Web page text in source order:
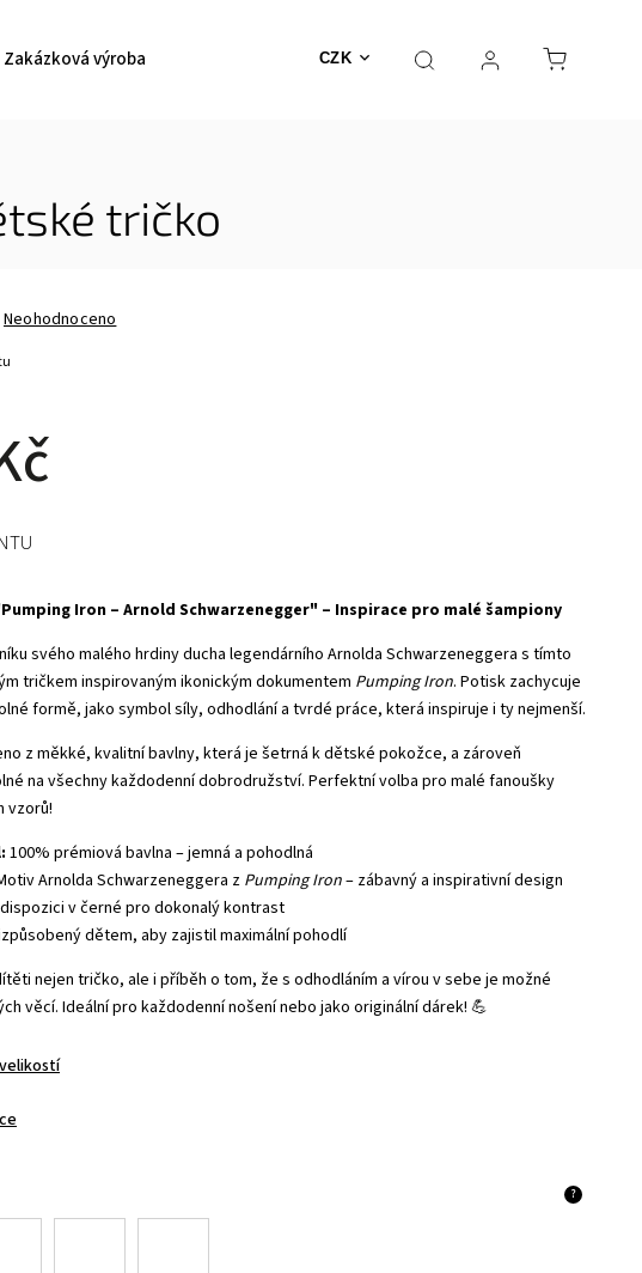
CZK
Zakázková výroba
tričko
Neohodnoceno
Iron – Arnold Schwarzenegger" – Inspirace pro malé šampiony
svého malého hrdiny ducha legendárního Arnolda Schwarzeneggera s tímto
tričkem inspirovaným ikonickým dokumentem Pumping Iron. Potisk zachycuje
formě, jako symbol síly, odhodlání a tvrdé práce, která inspiruje i ty nejmenší.
z měkké, kvalitní bavlny, která je šetrná k dětské pokožce, a zároveň
na všechny každodenní dobrodružství. Perfektní volba pro malé fanoušky
vzorů!
100% prémiová bavlna – jemná a pohodlná
Arnolda Schwarzeneggera z Pumping Iron– zábavný a inspirativní design
v černé pro dokonalý kontrast
dětem, aby zajistil maximální pohodlí
nejen tričko, ale i příběh o tom, že s odhodláním a vírou v sebe je možné
věcí. Ideální pro každodenní nošení nebo jako originální dárek! 💪
?